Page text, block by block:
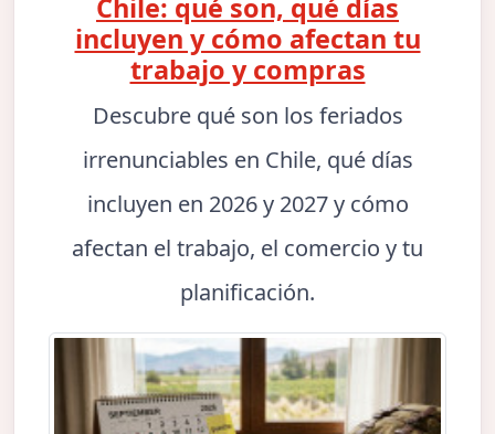
Chile: qué son, qué días
incluyen y cómo afectan tu
trabajo y compras
Descubre qué son los feriados
irrenunciables en Chile, qué días
incluyen en 2026 y 2027 y cómo
afectan el trabajo, el comercio y tu
planificación.